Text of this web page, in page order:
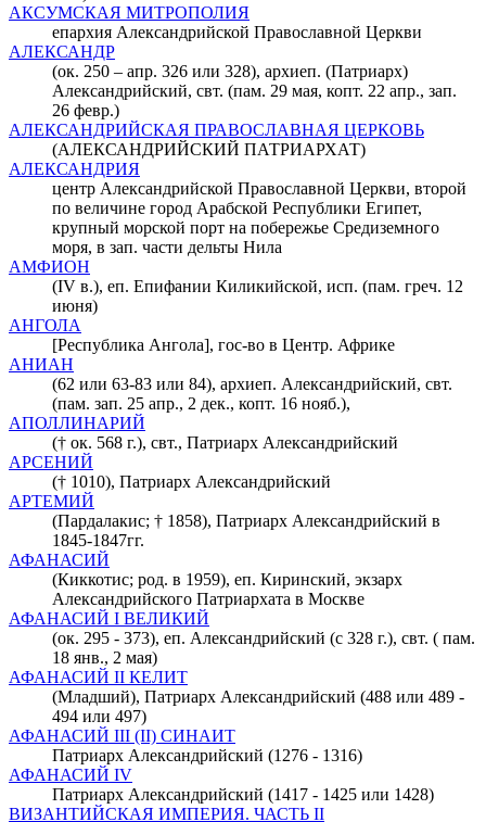
АКСУМСКАЯ МИТРОПОЛИЯ
епархия Александрийской Православной Церкви
АЛЕКСАНДР
(ок. 250 – апр. 326 или 328), архиеп. (Патриарх)
Александрийский, свт. (пам. 29 мая, копт. 22 апр., зап.
26 февр.)
АЛЕКСАНДРИЙСКАЯ ПРАВОСЛАВНАЯ ЦЕРКОВЬ
(АЛЕКСАНДРИЙСКИЙ ПАТРИАРХАТ)
АЛЕКСАНДРИЯ
центр Александрийской Православной Церкви, второй
по величине город Арабской Республики Египет,
крупный морской порт на побережье Средиземного
моря, в зап. части дельты Нила
АМФИОН
(IV в.), еп. Епифании Киликийской, исп. (пам. греч. 12
июня)
АНГОЛА
[Республика Ангола], гос-во в Центр. Африке
АНИАН
(62 или 63-83 или 84), архиеп. Александрийский, свт.
(пам. зап. 25 апр., 2 дек., копт. 16 нояб.),
АПОЛЛИНАРИЙ
(† ок. 568 г.), свт., Патриарх Александрийский
АРСЕНИЙ
(† 1010), Патриарх Александрийский
АРТЕМИЙ
(Пардалакис; † 1858), Патриарх Александрийский в
1845-1847гг.
АФАНАСИЙ
(Киккотис; род. в 1959), еп. Киринский, экзарх
Александрийского Патриархата в Москве
АФАНАСИЙ I ВЕЛИКИЙ
(ок. 295 - 373), еп. Александрийский (с 328 г.), свт. ( пам.
18 янв., 2 мая)
АФАНАСИЙ II КЕЛИТ
(Младший), Патриарх Александрийский (488 или 489 -
494 или 497)
АФАНАСИЙ III (II) СИНАИТ
Патриарх Александрийский (1276 - 1316)
АФАНАСИЙ IV
Патриарх Александрийский (1417 - 1425 или 1428)
ВИЗАНТИЙСКАЯ ИМПЕРИЯ. ЧАСТЬ II